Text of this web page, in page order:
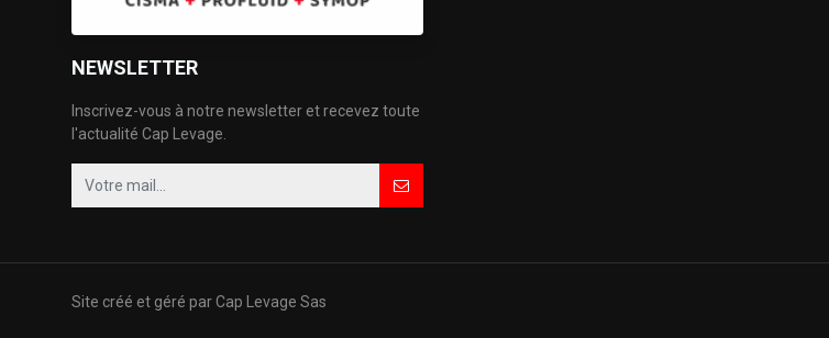
NEWSLETTER
Inscrivez-vous à notre newsletter et recevez toute
l'actualité Cap Levage.
Site créé et géré par Cap Levage Sas